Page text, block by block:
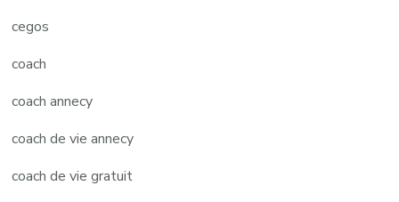
cegos
coach
coach annecy
coach de vie annecy
coach de vie gratuit